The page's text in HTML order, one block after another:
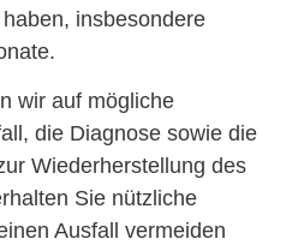
insbesondere
wir auf mögliche
die Diagnose sowie die
Wiederherstellung des
Sie nützliche
Ausfall vermeiden